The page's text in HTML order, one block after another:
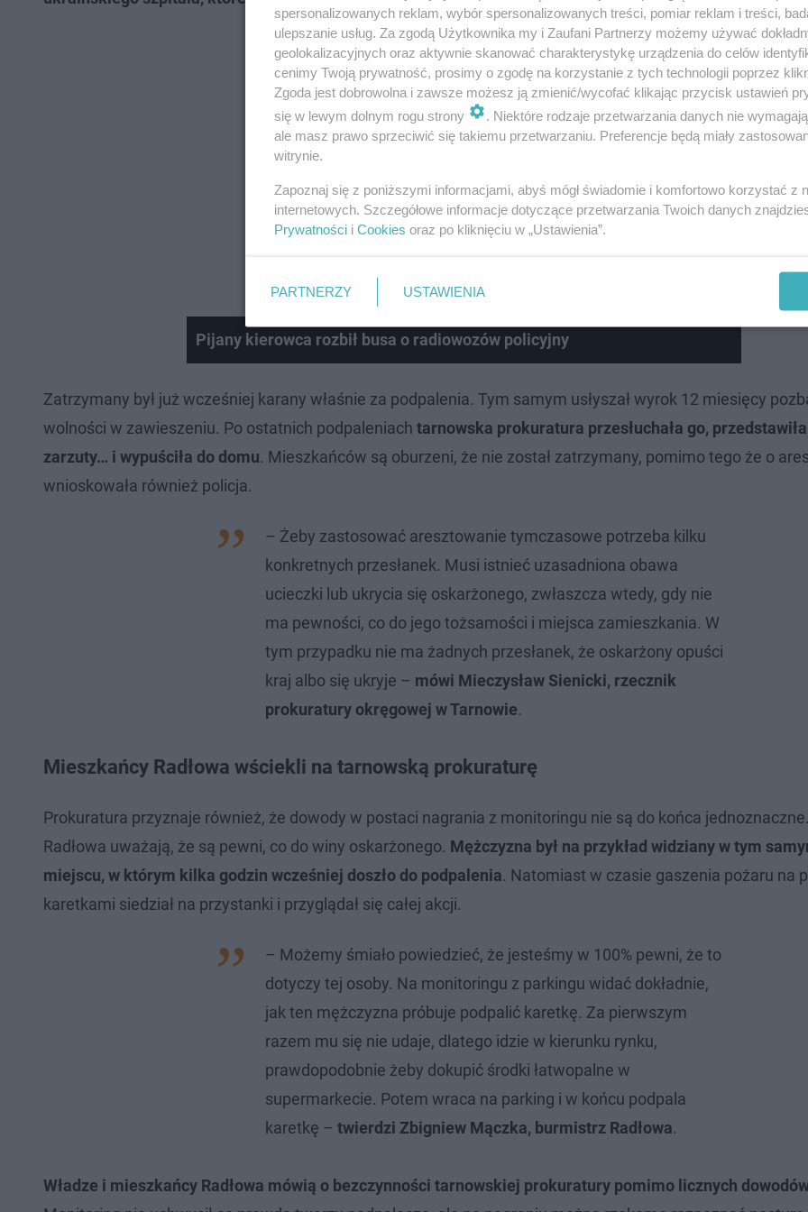
Pijany kierowca rozbił busa o radiowozów policyjny
Zatrzymany był już wcześniej karany właśnie za podpalenia. Tym samym usłyszał wyrok 12 miesięcy
wolności w zawieszeniu. Po ostatnich podpaleniach tarnowska prokuratura przesłuchała go,
zarzuty… i wypuściła do domu. Mieszkańców są oburzeni, że nie został zatrzymany, pomimo tego że o
wnioskowała również policja.
– Żeby zastosować aresztowanie tymczasowe potrzeba kilku
konkretnych przesłanek. Musi istnieć uzasadniona obawa
ucieczki lub ukrycia się oskarżonego, zwłaszcza wtedy, gdy nie
ma pewności, co do jego tożsamości i miejsca zamieszkania. W
tym przypadku nie ma żadnych przesłanek, że oskarżony opuści
kraj albo się ukryje – mówi Mieczysław Sienicki, rzecznik
prokuratury okręgowej w Tarnowie.
Mieszkańcy Radłowa wściekli na tarnowską prokuraturę
Prokuratura przyznaje również, że dowody w postaci nagrania z monitoringu nie są do końca
Radłowa uważają, że są pewni, co do winy oskarżonego. Mężczyzna był na przykład widziany w tym
miejscu, w którym kilka godzin wcześniej doszło do podpalenia. Natomiast w czasie gaszenia pożaru na
karetkami siedział na przystanki i przyglądał się całej akcji.
– Możemy śmiało powiedzieć, że jesteśmy w 100% pewni, że to
dotyczy tej osoby. Na monitoringu z parkingu widać dokładnie,
jak ten mężczyzna próbuje podpalić karetkę. Za pierwszym
razem mu się nie udaje, dlatego idzie w kierunku rynku,
prawdopodobnie żeby dokupić środki łatwopalne w
supermarkecie. Potem wraca na parking i w końcu podpala
karetkę – twierdzi Zbigniew Mączka, burmistrz Radłowa.
Władze i mieszkańcy Radłowa mówią o bezczynności tarnowskiej prokuratury pomimo licznych
spersonalizowanych reklam, wybór spersonalizowanych treści, pomiar reklam i treści,
ulepszanie usług. Za zgodą Użytkownika my i Zaufani Partnerzy możemy używać
geolokalizacyjnych oraz aktywnie skanować charakterystykę urządzenia do celów
cenimy Twoją prywatność, prosimy o zgodę na korzystanie z tych technologii poprzez
Zgoda jest dobrowolna i zawsze możesz ją zmienić/wycofać klikając przycisk ustawień
się w lewym dolnym rogu strony
. Niektóre rodzaje przetwarzania danych nie
ale masz prawo sprzeciwić się takiemu przetwarzaniu. Preferencje będą miały
witrynie.
Zapoznaj się z poniższymi informacjami, abyś mógł świadomie i komfortowo korzystać z
internetowych. Szczegółowe informacje dotyczące przetwarzania Twoich danych
Prywatności i Cookies oraz po kliknięciu w „Ustawienia”.
PARTNERZY USTAWIENIA